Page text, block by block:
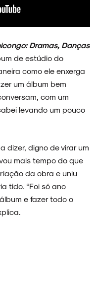
Dramas, Danças
de estúdio do
como ele enxerga
um álbum bem
com um
levando um pouco
dizer, digno de virar um
mais tempo do que
da obra e uniu
tido. “Foi só ano
e fazer todo o